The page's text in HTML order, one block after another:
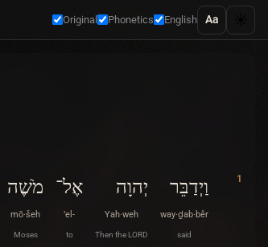
Original Phonetics English Aa
1 וַיְדַבֵּר
way·ḏab·bêr
said
יְהוָה
Yah·weh
Then the LORD
אֶל־
’el-
to
מֹשֶׁה
mō·šeh
Moses